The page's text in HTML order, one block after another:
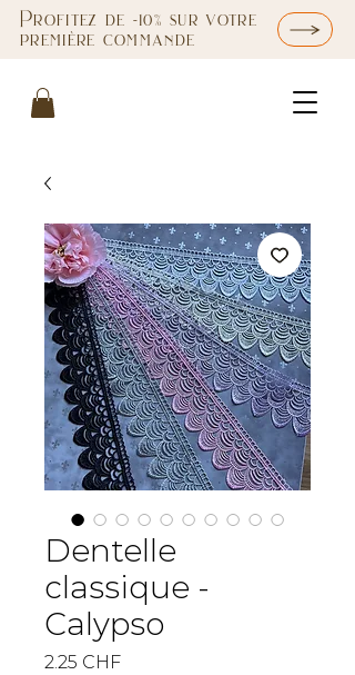
Profitez de -10% sur votre
première commande
Dentelle
classique -
Calypso
2.25 CHFPrix